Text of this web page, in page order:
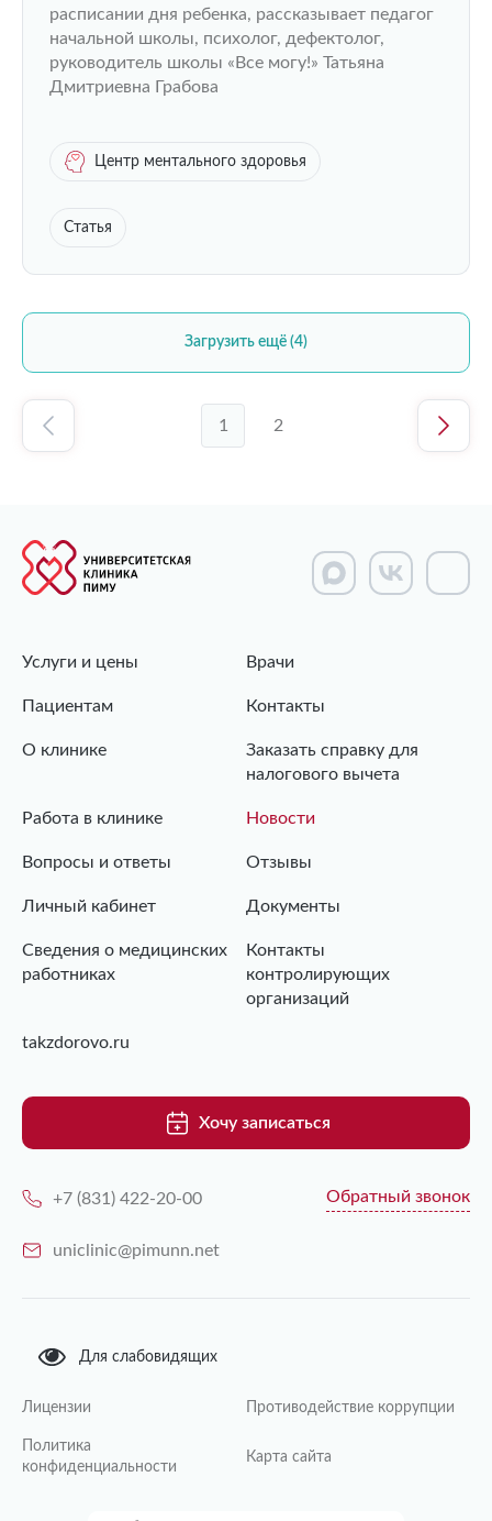
расписании дня ребенка, рассказывает педагог
начальной школы, психолог, дефектолог,
руководитель школы «Все могу!» Татьяна
Дмитриевна Грабова
Центр ментального здоровья
Статья
Загрузить ещё (4)
1 2
Услуги и цены Врачи
Пациентам Контакты
О клинике
Заказать справку для
налогового вычета
Работа в клинике Новости
Вопросы и ответы Отзывы
Личный кабинет Документы
Сведения о медицинских
работниках
Контакты
контролирующих
организаций
takzdorovo.ru
Хочу записаться
+7 (831) 422-20-00 Обратный звонок
uniclinic@pimunn.net
Для слабовидящих
Лицензии Противодействие коррупции
Политика
конфиденциальности
Карта сайта